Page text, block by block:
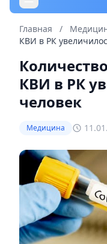
Главная /
КВИ в РК
КВИ в РК
человек
Медицина